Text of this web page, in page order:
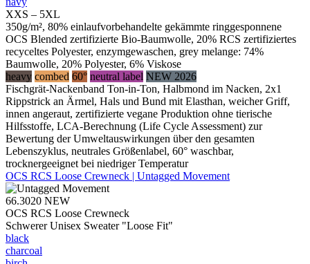
XXS – 5XL
350g/m², 80% einlaufvorbehandelte gekämmte ringgesponnene
OCS Blended zertifizierte Bio-Baumwolle, 20% RCS zertifiziertes
recyceltes Polyester, enzymgewaschen, grey melange: 74%
Baumwolle, 20% Polyester, 6% Viskose
heavy combed 60° neutral label NEW 2026
Fischgrät-Nackenband Ton-in-Ton, Halbmond im Nacken, 2x1
Rippstrick an Ärmel, Hals und Bund mit Elasthan, weicher Griff,
innen angeraut, zertifizierte vegane Produktion ohne tierische
Hilfsstoffe, LCA-Berechnung (Life Cycle Assessment) zur
Bewertung der Umweltauswirkungen über den gesamten
Lebenszyklus, neutrales Größenlabel, 60° waschbar,
trocknergeeignet bei niedriger Temperatur
OCS RCS Loose Crewneck | Untagged Movement
66.3020 NEW
OCS RCS Loose Crewneck
Schwerer Unisex Sweater "Loose Fit"
black
charcoal